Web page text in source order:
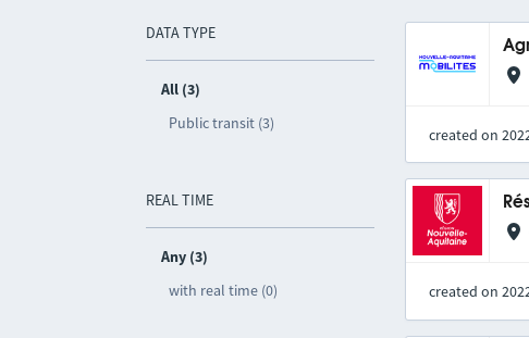
DATA TYPE
All (3)
Public transit (3)
REAL TIME
Any (3)
with real time (0)
created on
created on